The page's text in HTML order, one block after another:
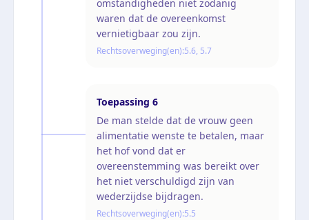
omstandigheden niet zodanig
waren dat de overeenkomst
vernietigbaar zou zijn.
Rechtsoverweging(en):5.6, 5.7
Toepassing 6
De man stelde dat de vrouw geen
alimentatie wenste te betalen, maar
het hof vond dat er
overeenstemming was bereikt over
het niet verschuldigd zijn van
wederzijdse bijdragen.
Rechtsoverweging(en):5.5